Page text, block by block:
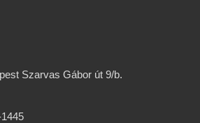
Szarvas Gábor út 9/b.